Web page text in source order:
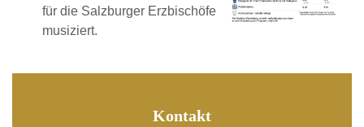
für die Salzburger Erzbischöfe
musiziert.
Kontakt